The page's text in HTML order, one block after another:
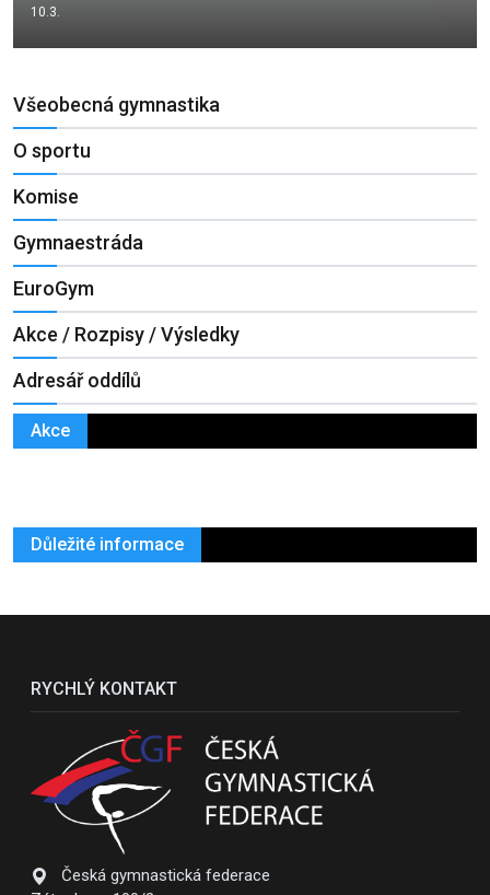
10.3.
Všeobecná gymnastika
O sportu
Komise
Gymnaestráda
EuroGym
Akce / Rozpisy / Výsledky
Adresář oddílů
Akce
Důležité informace
RYCHLÝ KONTAKT
Česká gymnastická federace